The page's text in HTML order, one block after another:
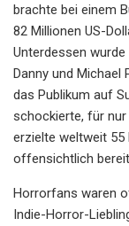
brachte bei einem
82 Millionen US-
Unterdessen
Danny und Michael
das Publikum auf
schockierte, für nur
erzielte weltweit 55
offensichtlich
Horrorfans waren
Indie-Horror-